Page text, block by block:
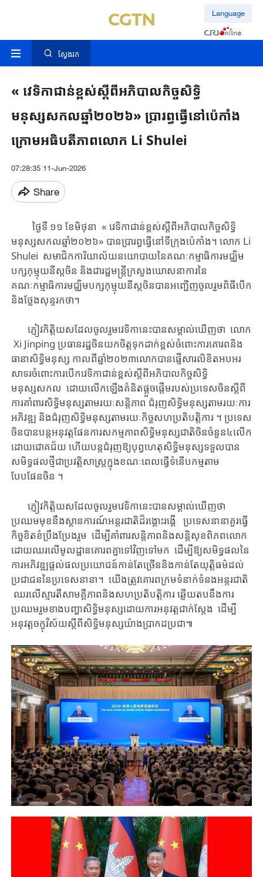
Language
ស្វែងរក
« វេទិកាជាន់ខ្ពស់ស្តីពីអភិបាលកិច្ចសិទ្ធិ
មនុស្សសកលឆ្នាំ២០២៦» ប្រារព្ធធ្វើនៅប៉េកាំង
ក្រោមអធិបតីភាពលោក Li Shulei
07:28:35 11-Jun-2026
Share
ថ្ងៃទី ១១ ខែមិថុនា ​​​​« វេទិកា​​ជាន់​ខ្ពស់​ស្តីពី​​​អភិបាលកិច្ច​សិទ្ធិ
មនុស្សសកល​ឆ្នាំ២០២៦»​ ​បាន​ប្រារព្ធធ្វើនៅទីក្រុងប៉េកាំង​។ ​​​លោក ​Li
Shulei​​ សមាជិក​​ការិយាល័យ​នយោបាយ​នៃគណៈកម្មាធិការ​មជ្ឈិម​
បក្ស​កុម្មុយនីស្ត​ចិន ​និង​ជា​រដ្ឋមន្ត្រី​ក្រសួង​ឃោសនាការ​នៃ
គណៈកម្មាធិការ​មជ្ឈិម​បក្ស​កុម្មុយនីស្តចិន​​បាន​អញ្ជើញចូលរួម​ពិធី​បើក​
និង​​ថ្លែងសុន្ទរកថា។
​ភ្ញៀវកិត្តិយស​ដែល​ចូលរួម​វេទិកា​នេះ​​បាន​សម្គាល់​ឃើញ​ថា លោក​
​Xi Jinping ប្រធានរដ្ឋចិន​​យកចិត្តទុកដាក់​ខ្ពស់​ចំពោះ​​ការគោរព​និង​
ធានា​សិទ្ធិមនុស្ស​ ​​កាលពីឆ្នាំ២០២៣​លោកបាន​​ផ្ញើ​សារលិខិត​​​​អបអរ​
សាទរ​ចំពោះ​​ការបើក​​វេទិកា​ជាន់ខ្ពស់​ស្តីពី​អភិបាលកិច្ច​សិទ្ធិ
មនុស្សសកល​ ដោយ​​លើកឡើង​​​គំនិតផ្តួច​ផ្តើមរបស់ប្រទេសចិន​​​ស្តីពី​ ​ ​​
ការ​គាំពារ​សិទ្ធិមនុស្ស​តាម​រយៈ​​សន្តិភាព​ ​ជំរុញ​សិទ្ធិមនុស្ស​តាមរយៈ​ការ
អភិវឌ្ឍ​ ​និង​ជំរុញ​សិទ្ធិមនុស្ស​តាម​រយៈ​កិច្ចសហប្រតិបត្តិការ​​ ។ ​ប្រទេស​
ចិន​បាន​បន្ត​អនុវត្ត​ផែនការ​សកម្មភាពសិទ្ធិមនុស្ស​ជាតិចិន​ចំនួន៤លើក​
ដោយ​​ជោគជ័យ​ ​ហើយ​​បន្ត​ជំរុញ​ឱ្យ​បុព្វហេតុ​សិទ្ធិមនុស្ស​ទទួលបាន​
សមិទ្ធផល​​ថ្មី​ជា​ប្រវត្តិសាស្ត្រ​ក្នុង​ខណៈ​ពេល​​ធ្វើទំនើបកម្មតាម​
បែបផែនចិន​ ​។​
​ភ្ញៀវកិត្តិយស​ដែល​ចូលរួម​វេទិកា​នេះ​​បាន​សម្គាល់​ឃើញ​ថា ​​
ប្រឈមមុខ​នឹង​ស្ថានការណ៍​អន្តរជាតិដ៏រង្គោះរង្គើ​ ប្រទេសនានាគួរ​ធ្វើ​
កិច្ច​​ខិតខំប្រឹងប្រែង​​រួម ​ដើម្បី​​គាំពារ​សន្តិភាពនិងសន្តិសុខ​ពិភពលោក​​
ដោយ​ឈរលើ​មូលដ្ឋាន​គោរពគ្នាទៅវិញទៅមក ​​ ដើម្បី​ឱ្យ​សមិទ្ធផល​​នៃ
ការអភិវឌ្ឍ​​​ផ្តល់ផលប្រយោជន៍​​កាន់តែច្រើន​និង​កាន់តែ​យុត្តិធម៌​​ដល់​
ប្រជាជន​នៃ​ប្រទេស​នានា​។ ​ ​យើងត្រូវ​គោរព​ក្រម​ទំនាក់ទំនងអន្តរជាតិ​​ ​
​ឈរលើ​ស្មារតី​សាមគ្គីភាព​និង​សហប្រតិបត្តិការ​ ​​ឆ្លើយតប​នឹង​​ការ
ប្រឈម​រួម​ខាង​បញ្ហា​​សិទ្ធិមនុស្ស​​ដោយ​ការ​អនុវត្ត​ជាក់ស្តែង​​ ​ដើម្បី​
អនុវត្ត​​ចក្ខុវិស័យ​ស្តីពី​​សិទ្ធិមនុស្ស​យ៉ាង​ប្រាកដប្រជា៕​​​